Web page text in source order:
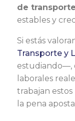
de
estables y
Si estás
Transporte y
estudiando—,
laborales
trabajan
la pena